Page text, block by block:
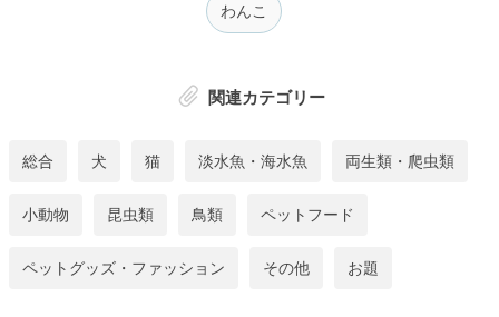
わんこ
関連カテゴリー
総合 犬 猫 淡水魚・海水魚 両生類・爬虫類
小動物 昆虫類 鳥類 ペットフード
ペットグッズ・ファッション その他 お題